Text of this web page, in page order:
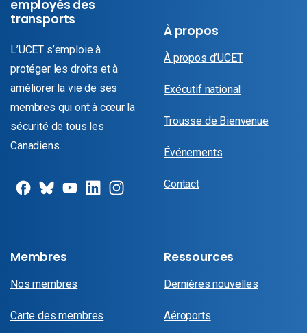
employés des
transports
L’UCET s’emploie à
protéger les droits et à
améliorer la vie de ses
membres qui ont à cœur la
sécurité de tous les
Canadiens.
À propos
À propos d’UCET
Exécutif national
Trousse de Bienvenue
Événements
Contact
Membres
Nos membres
Carte des membres
Ressources
Dernières nouvelles
Aéroports